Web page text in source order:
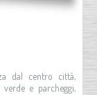
dal centro città,
e parcheggi,